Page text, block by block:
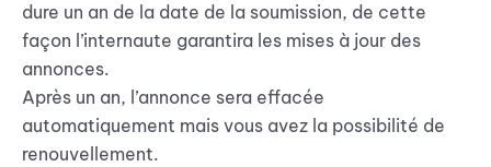
dure un an de la date de la soumission, de cette
façon l’internaute garantira les mises à jour des
annonces.
Après un an, l’annonce sera effacée
automatiquement mais vous avez la possibilité de
renouvellement.